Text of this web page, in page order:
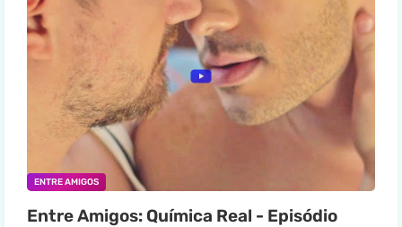
ENTRE AMIGOS
Entre Amigos: Química Real - Episódio